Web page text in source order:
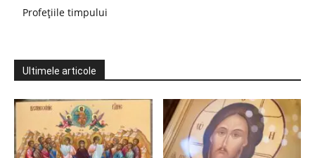
Profețiile timpului
Ultimele articole